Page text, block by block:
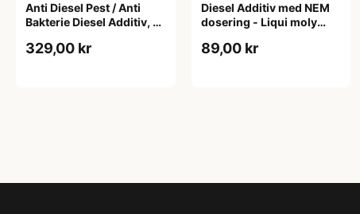
Anti Diesel Pest / Anti
Bakterie Diesel Additiv, 1L
329,00 kr
Diesel Additiv med NEM
dosering - Liqui moly
89,00 kr